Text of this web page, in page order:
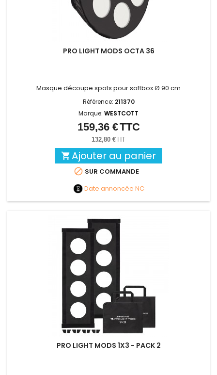
PRO LIGHT MODS OCTA 36
Masque découpe spots pour softbox Ø 90 cm
Référence: 211370
Marque: WESTCOTT
Prix
159,36 €TTC
132,80 € HT
 Ajouter au panier
 SUR COMMANDE
Date annoncée NC
PRO LIGHT MODS 1X3 - PACK 2